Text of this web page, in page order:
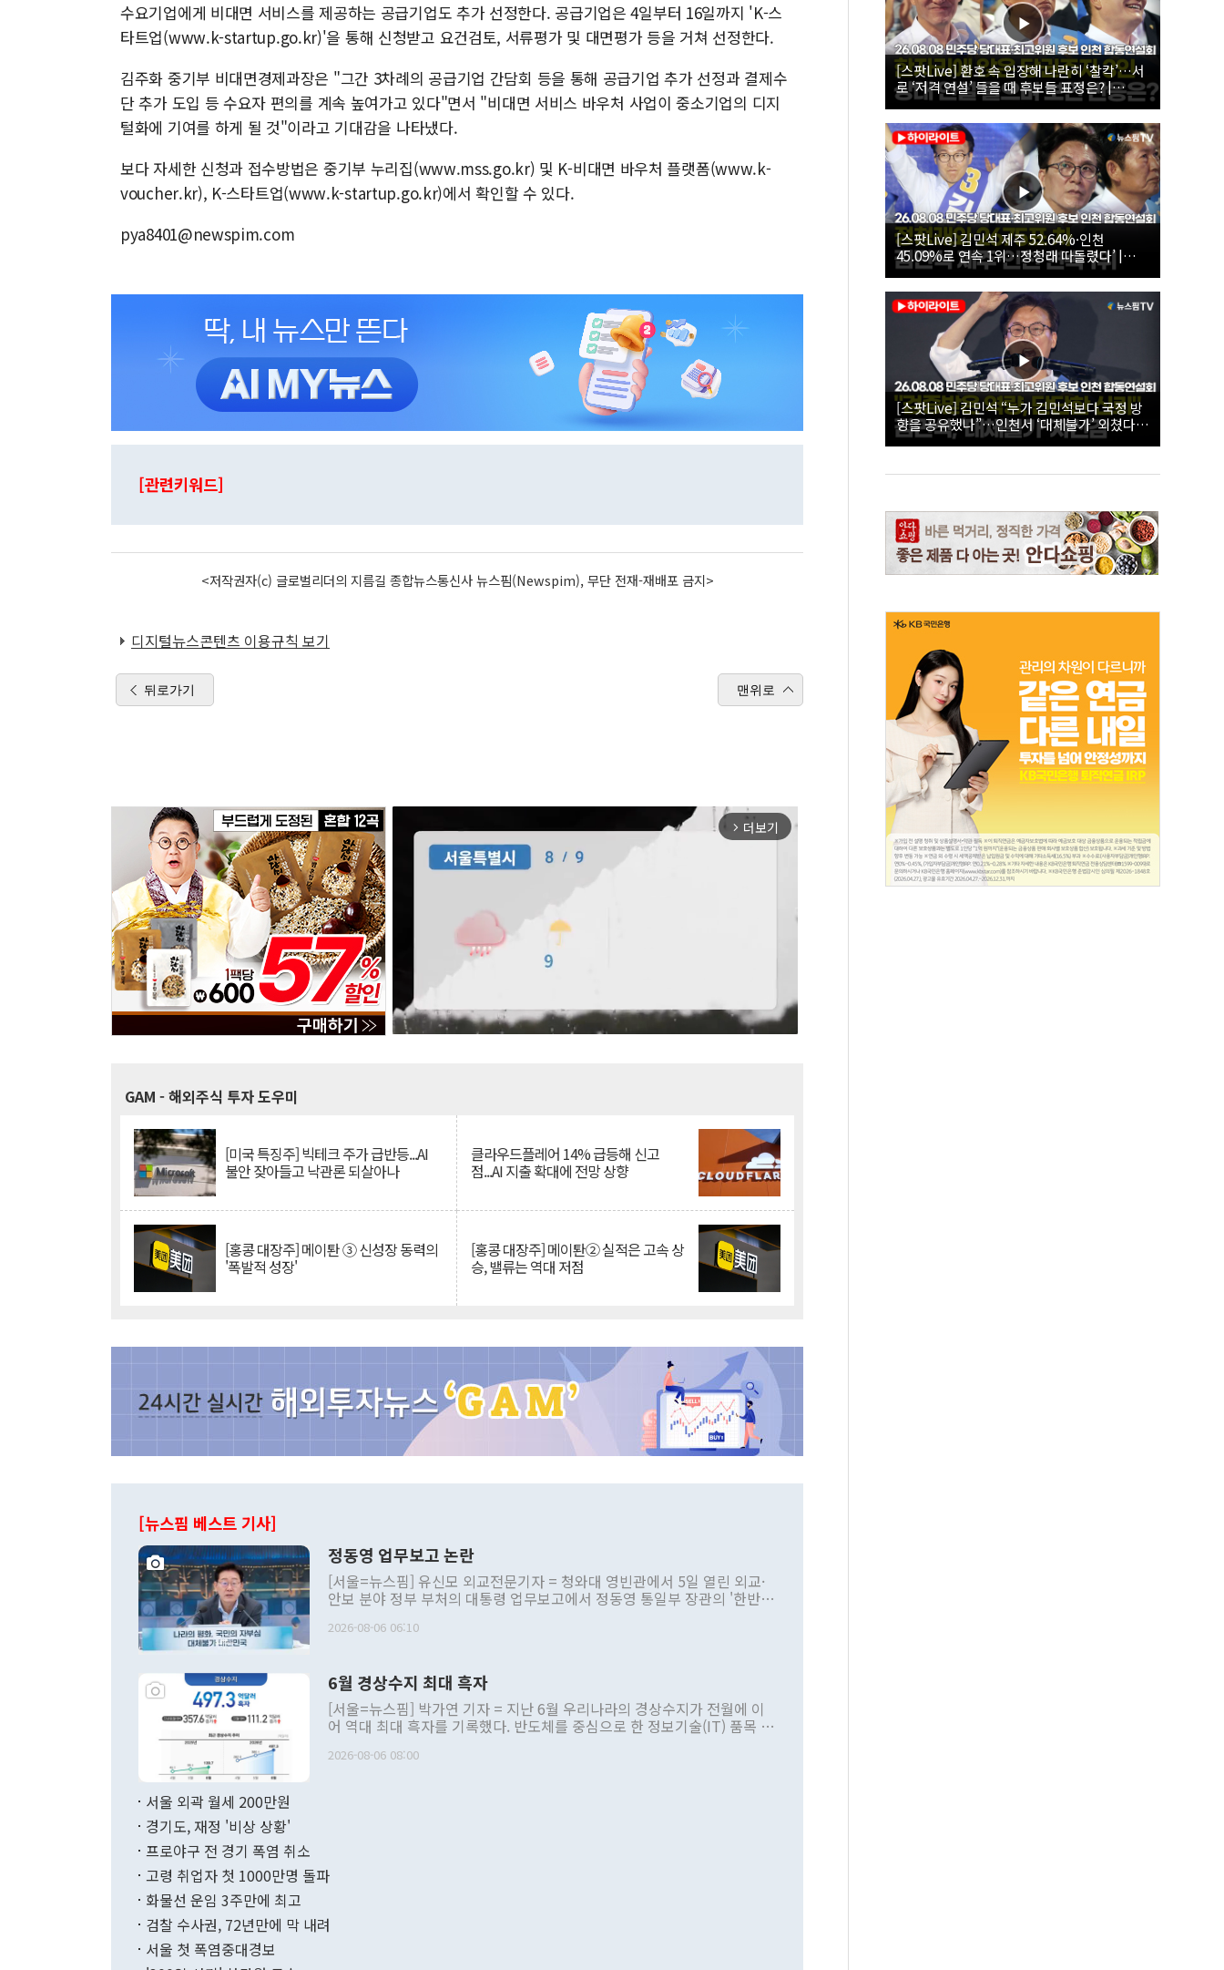
수요기업에게 비대면 서비스를 제공하는 공급기업도 추가 선정한다. 공급기업은 4일부터 16일까지 'K-스
타트업(www.k-startup.go.kr)'을 통해 신청받고 요건검토, 서류평가 및 대면평가 등을 거쳐 선정한다.
김주화 중기부 비대면경제과장은 "그간 3차례의 공급기업 간담회 등을 통해 공급기업 추가 선정과 결제수
단 추가 도입 등 수요자 편의를 계속 높여가고 있다"면서 "비대면 서비스 바우처 사업이 중소기업의 디지
털화에 기여를 하게 될 것"이라고 기대감을 나타냈다.
보다 자세한 신청과 접수방법은 중기부 누리집(www.mss.go.kr) 및 K-비대면 바우처 플랫폼(www.k-
voucher.kr), K-스타트업(www.k-startup.go.kr)에서 확인할 수 있다.
pya8401@newspim.com
[관련키워드]
<저작권자(c) 글로벌리더의 지름길 종합뉴스통신사 뉴스핌(Newspim), 무단 전재-재배포 금지>
디지털뉴스콘텐츠 이용규칙 보기
뒤로가기 맨위로
arrow_forward_ios 더보기
GAM - 해외주식 투자 도우미
[미국 특징주] 빅테크 주가 급반등...AI
불안 잦아들고 낙관론 되살아나
클라우드플레어 14% 급등해 신고
점...AI 지출 확대에 전망 상향
[홍콩 대장주] 메이퇀 ③ 신성장 동력의
'폭발적 성장'
[홍콩 대장주] 메이퇀② 실적은 고속 상
승, 밸류는 역대 저점
[뉴스핌 베스트 기사]
정동영 업무보고 논란
[서울=뉴스핌] 유신모 외교전문기자 = 청와대 영빈관에서 5일 열린 외교·
안보 분야 정부 부처의 대통령 업무보고에서 정동영 통일부 장관의 '한반도
발언 중에는 정부 내 조율을 거치지 않은 사안을 정책으로 추진하겠다고 공
주의적 희망에 근거한 비현실적 구상'이라는 비판을 내놨다. 그동안 정 장
관의 대북 정책 관련 발언이 물의를 빚은 적은 여러 번 있지만 대통령과 유
관 부처 장관이 공개적으로 부정적 입장을 표명한 것은 이례적이다. 정 장
관의 무리한 대북 접근법과 월권을 제어해야 한다는 목소리도 높아지고 있
다. [정동영 통일부 장관이 지난달 23일 오후 서울 종로구 정부서울청사에
무너졌다고도 했다. 또 "현 시점에서 흘러간 선(先)비핵화만 되뇌는 것은
함께 4자 대화의 동력을 확보하기 위해 최선을 다할 것"이라고 말했다. 하
2026-08-06 06:10
6월 경상수지 최대 흑자
[서울=뉴스핌] 박가연 기자 = 지난 6월 우리나라의 경상수지가 전월에 이
어 역대 최대 흑자를 기록했다. 반도체를 중심으로 한 정보기술(IT) 품목 수
료=한국은행] 한국은행이 6일 발표한 '2026년 6월 국제수지(잠정)'에 따르
며 월간 기준 처음으로 1000억달러를 넘어섰다. 상품수입은 644억8000만
196.9% 급증했고 컴퓨터·주변기기(SSD)는 282.7% 증가했다. IT 품목
수출은 160.4% 늘었으며 비IT 품목도 ▲석유제품(47.5%) ▲화공품
2026-08-06 08:00
서울 외곽 월세 200만원
경기도, 재정 '비상 상황'
프로야구 전 경기 폭염 취소
고령 취업자 첫 1000만명 돌파
화물선 운임 3주만에 최고
검찰 수사권, 72년만에 막 내려
서울 첫 폭염중대경보
[스팟Live] 환호 속 입장해 나란히 ‘찰칵’…서
로 ‘저격 연설’ 들을 때 후보들 표정은? |
26.08.08 더불어민주당 당대표·최고위원 후
보 인천 합동연설회
[스팟Live] 김민석 제주 52.64%·인천
45.09%로 연속 1위…정청래 따돌렸다’ |
26.08.08 더불어민주당 당대표·최고위원 후
보 인천 합동연설회
[스팟Live] 김민석 “누가 김민석보다 국정 방
향을 공유했나”…인천서 ‘대체불가’ 외쳤다 |
26.08.08 더불어민주당 당대표·최고위원 후